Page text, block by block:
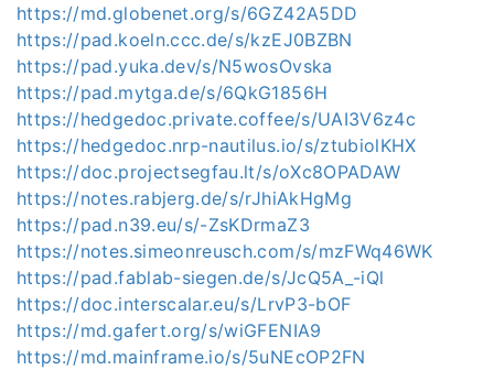
https://md.globenet.org/s/6GZ42A5DD
https://pad.koeln.ccc.de/s/kzEJ0BZBN
https://pad.yuka.dev/s/N5wosOvska
https://pad.mytga.de/s/6QkG1856H
https://hedgedoc.private.coffee/s/UAI3V6z4c
https://hedgedoc.nrp-nautilus.io/s/ztubiolKHX
https://doc.projectsegfau.lt/s/oXc8OPADAW
https://notes.rabjerg.de/s/rJhiAkHgMg
https://pad.n39.eu/s/-ZsKDrmaZ3
https://notes.simeonreusch.com/s/mzFWq46WK
https://pad.fablab-siegen.de/s/JcQ5A_-iQl
https://doc.interscalar.eu/s/LrvP3-bOF
https://md.gafert.org/s/wiGFENIA9
https://md.mainframe.io/s/5uNEcOP2FN